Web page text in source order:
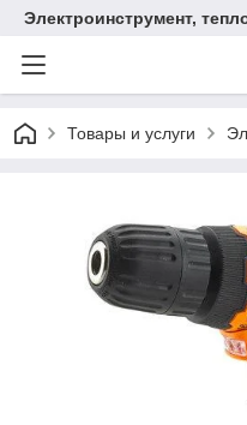
Электроинструмент,
Товары и услуги